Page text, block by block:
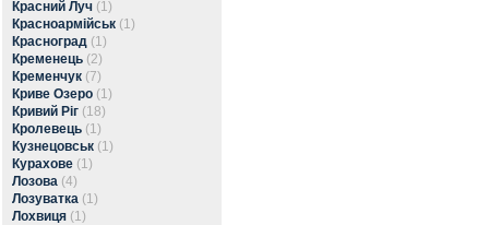
Красний Луч (1)
Красноармійськ (1)
Красноград (1)
Кременець (2)
Кременчук (7)
Криве Озеро (1)
Кривий Ріг (18)
Кролевець (1)
Кузнецовськ (1)
Курахове (1)
Лозова (4)
Лозуватка (1)
Лохвиця (1)